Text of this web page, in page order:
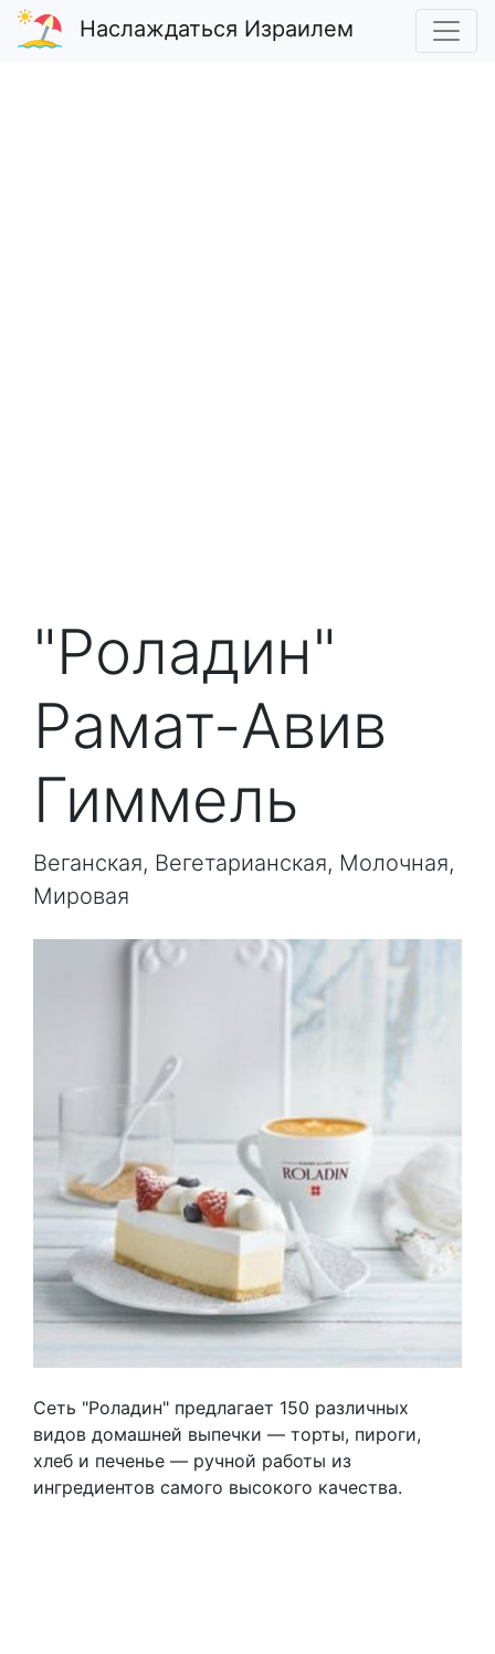
Наслаждаться Израилем
"Роладин"
Рамат-Авив
Гиммель
Веганская, Вегетарианская, Молочная,
Мировая
Сеть "Роладин" предлагает 150 различных
видов домашней выпечки — торты, пироги,
хлеб и печенье — ручной работы из
ингредиентов самого высокого качества.